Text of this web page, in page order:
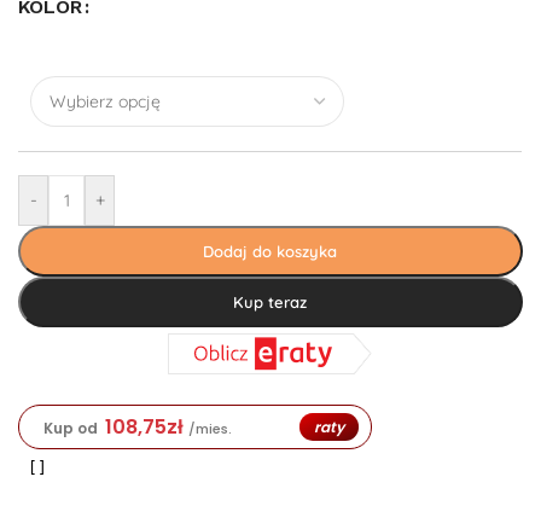
KOLOR
- +
Dodaj do koszyka
Kup teraz
Kup od 108,75zł /mies. raty